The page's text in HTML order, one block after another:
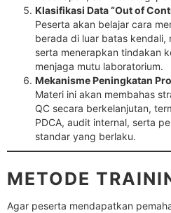
Klasifikasi Data “Out of
Peserta akan belajar cara
berada di luar batas kendali,
serta menerapkan tindakan
menjaga mutu laboratorium.
Mekanisme Peningkatan
Materi ini akan membahas
QC secara berkelanjutan,
PDCA, audit internal, serta
standar yang berlaku.
METODE
Agar peserta mendapatkan